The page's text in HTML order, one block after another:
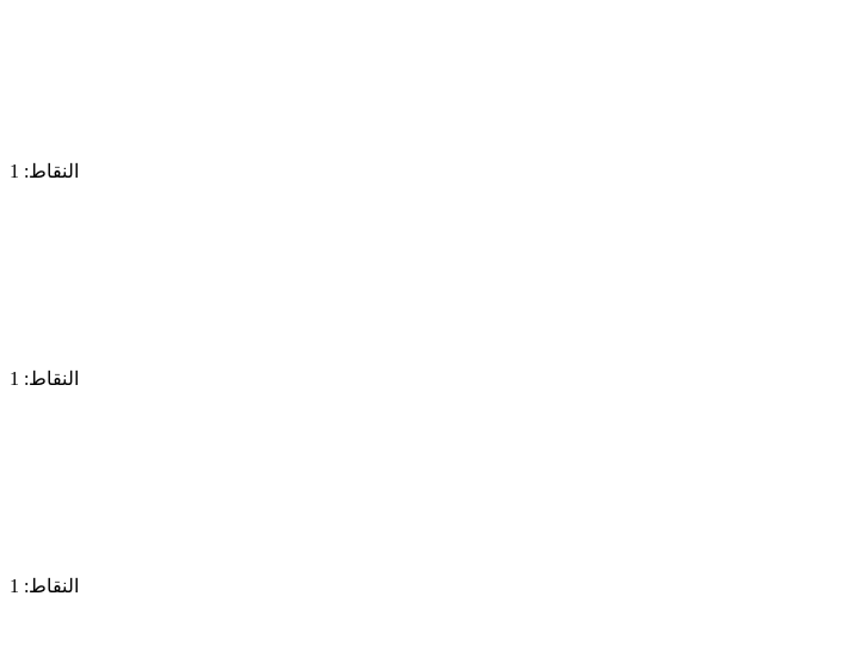
النقاط: 1
النقاط: 1
النقاط: 1